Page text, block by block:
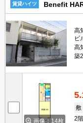
賃貸ハイツ Benefit
高
ビ
高
築
画像：14枚
敷
2階